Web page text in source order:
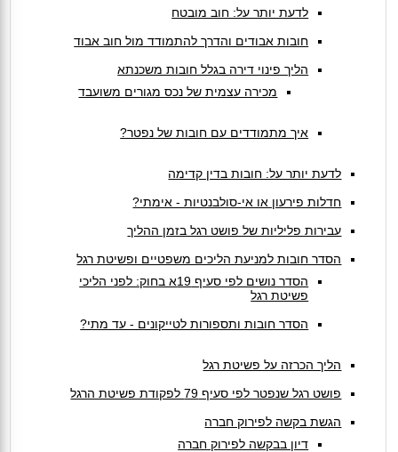
לדעת יותר על: חוב מובטח
חובות אבודים והדרך להתמודד מול חוב אבוד
הליך פינוי דירה בגלל חובות משכנתא
מכירה עצמית של נכס מגורים משועבד
איך מתמודדים עם חובות של נפטר?
לדעת יותר על: חובות בדין קדימה
חדלות פירעון או אי-סולבנטיות - אימתי?
עבירות פליליות של פושט רגל בזמן ההליך
הסדר חובות למניעת הליכים משפטיים ופשיטת רגל
הסדר נושים לפי סעיף 19א בחוק: לפני הליכי
פשיטת רגל
הסדר חובות ותספורות לטייקונים - עד מתי?
הליך הכרזה על פשיטת רגל
פושט רגל שנפטר לפי סעיף 79 לפקודת פשיטת הרגל
הגשת בקשה לפירוק חברה
דיון בבקשה לפירוק חברה